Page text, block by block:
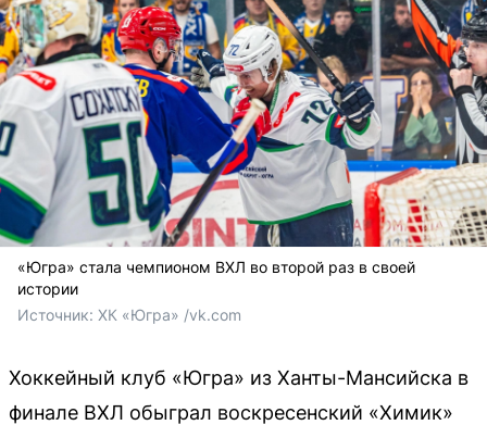
«Югра» стала чемпионом ВХЛ во второй раз в своей
истории
Источник: ХК «Югра» /vk.com
Хоккейный клуб «Югра» из Ханты-Мансийска в
финале ВХЛ обыграл воскресенский «Химик»